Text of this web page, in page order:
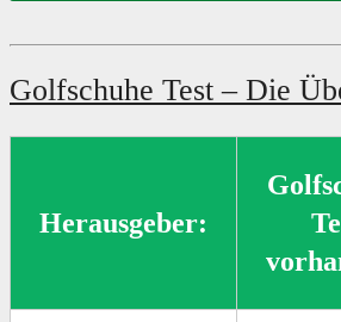
Golfschuhe Test – Die
Herausgeber: